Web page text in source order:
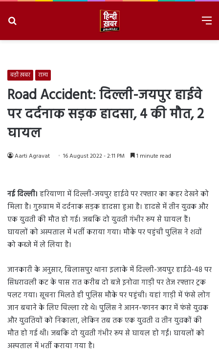
बड़ी ख़बर राज्य
Road Accident: दिल्ली-जयपुर हाईवे
पर दर्दनाक सड़क हादसा, 4 की मौत, 2
घायल
Aarti Agravat 16 August 2022 - 2:11 PM 1 minute read
नई दिल्ली। हरियाणा में दिल्ली-जयपुर हाईवे पर रफ्तार का कहर देखने को
मिला है। गुरुग्राम में दर्दनाक सड़क हादसा हुआ है। हादसे में तीन युवक और
एक युवती की मौत हो गई। जबकि दो युवती गंभीर रूप से घायल हैं।
घायलों को अस्पताल में भर्ती कराया गया। मौके पर पहुंची पुलिस ने शवों
को कब्जे में ले लिया है।
जानकारी के अनुसार, बिलासपुर थाना इलाके में दिल्ली-जयपुर हाईवे-48 पर
सिधरावली कट के पास रात करीब दो बजे इनोवा गाड़ी पर तेज रफ्तार ट्रक
पलट गया। सूचना मिलते ही पुलिस मौके पर पहुंची। यहां गाड़ी में फंसे लोग
जान बचाने के लिए चिल्ला रहे थे। पुलिस ने आनन-फानन कार में फंसे युवक
और युवतियों को निकाला, लेकिन तब तक एक युवती व तीन युवकों की
मौत हो गई थी। जबकि दो युवती गंभीर रूप से घायल हो गईं। घायलों को
अस्पताल में भर्ती कराया गया है।